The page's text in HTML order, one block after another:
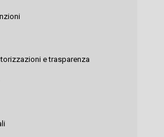
e trasparenza